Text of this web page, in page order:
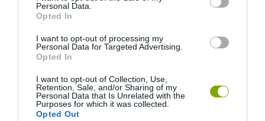
Personal Data.
Opted In
I want to opt-out of processing my
Personal Data for Targeted Advertising.
Opted In
I want to opt-out of Collection, Use,
Retention, Sale, and/or Sharing of my
Personal Data that Is Unrelated with the
Purposes for which it was collected.
Opted Out